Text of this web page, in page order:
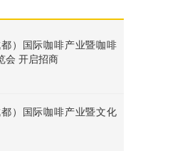
）国际咖啡产业暨咖啡
会 开启招商
）国际咖啡产业暨文化